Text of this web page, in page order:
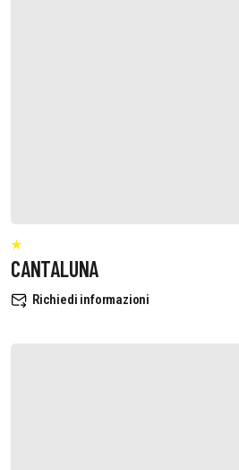
CANTALUNA
Richiedi informazioni